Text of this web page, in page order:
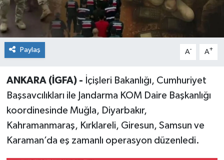
Paylaş A- A+
ANKARA (İGFA) - İçişleri Bakanlığı, Cumhuriyet
Başsavcılıkları ile Jandarma KOM Daire Başkanlığı
koordinesinde Muğla, Diyarbakır,
Kahramanmaraş, Kırklareli, Giresun, Samsun ve
Karaman’da eş zamanlı operasyon düzenledi.